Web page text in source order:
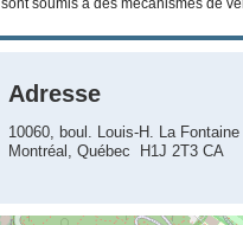
sont soumis à des mécanismes de
Adresse
10060, boul. Louis-H. La Fontaine
Montréal, Québec H1J 2T3 CA